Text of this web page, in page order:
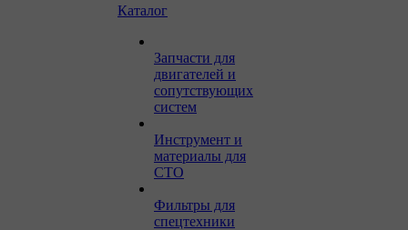
Каталог
Запчасти для
двигателей и
сопутствующих
систем
Инструмент и
материалы для
СТО
Фильтры для
спецтехники